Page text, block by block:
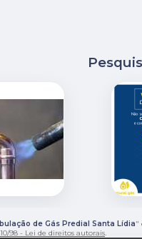
de Gás Predial Santa Lídia"
98 - Lei de direitos autorais.